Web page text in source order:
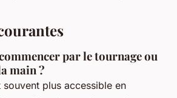
par le tournage ou
main ?
souvent plus accessible en